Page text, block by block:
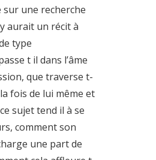
une recherche
aurait un récit à
type
t il dans l’âme
que traverse t-
fois de lui même et
sujet tend il à se
comment son
une part de